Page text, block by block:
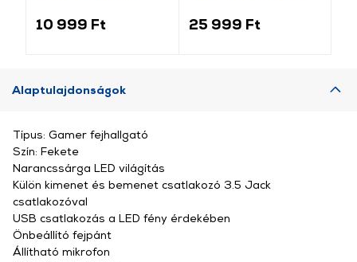
10 999 Ft
fekete (RC21-
25 999 Ft
Alaptulajdonságok
Típus: Gamer fejhallgató
Szín: Fekete
Narancssárga LED világítás
Külön kimenet és bemenet csatlakozó 3.5 Jack
csatlakozóval
USB csatlakozás a LED fény érdekében
Önbeállító fejpánt
Állítható mikrofon